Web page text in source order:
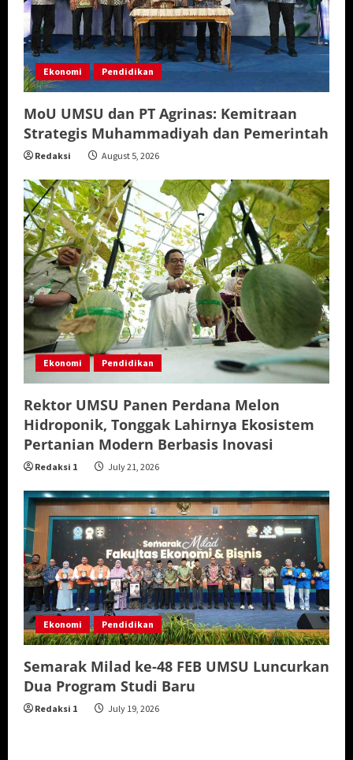
Ekonomi Pendidikan
MoU UMSU dan PT Agrinas: Kemitraan
Strategis Muhammadiyah dan Pemerintah
Redaksi August 5, 2026
Ekonomi Pendidikan
Rektor UMSU Panen Perdana Melon
Hidroponik, Tonggak Lahirnya Ekosistem
Pertanian Modern Berbasis Inovasi
Redaksi 1 July 21, 2026
Ekonomi Pendidikan
Semarak Milad ke-48 FEB UMSU Luncurkan
Dua Program Studi Baru
Redaksi 1 July 19, 2026